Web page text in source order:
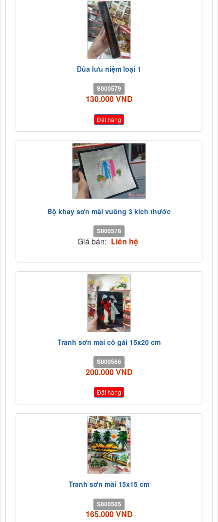
Đũa lưu niệm loại 1
S000579
130.000 VND
Đặt hàng
Bộ khay sơn mài vuông 3 kích thước
S000578
Giá bán: Liên hệ
Tranh sơn mài cô gái 15x20 cm
S000566
200.000 VND
Đặt hàng
Tranh sơn mài 15x15 cm
S000565
165.000 VND